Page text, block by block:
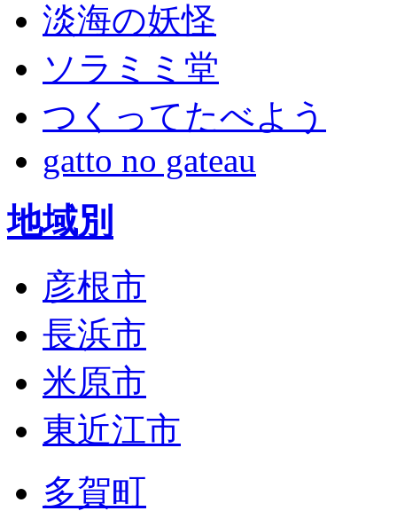
淡海の妖怪
ソラミミ堂
つくってたべよう
gatto no gateau
地域別
彦根市
長浜市
米原市
東近江市
多賀町